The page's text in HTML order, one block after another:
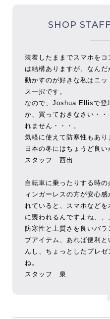
SHOP
装着したままでスマホを
は結構ありますが、なん
動かすのが好きな私はニ
ス一択です。
なので、Joshua Ellisで登
か、買っておきなさい・
れません・・・。
気軽に使えて防寒性もあり
日本の冬にはちょうど良い
スタッフ 西出
自転車に乗ったりする時
ィンガーレスの方が安心
れていると、スマホなど
に襲われるんですよね、、
防寒性と上質さを良いバ
ブアイテム、あれば便利
んし、ちょっとしたプレ
ね。
スタッフ 泉